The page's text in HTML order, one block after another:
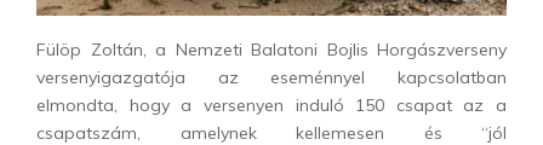
Fülöp Zoltán, a Nemzeti Balatoni Bojlis Horgászverseny
versenyigazgatója az eseménnyel kapcsolatban
elmondta, hogy a versenyen induló 150 csapat az a
csapatszám, amelynek kellemesen és “jól